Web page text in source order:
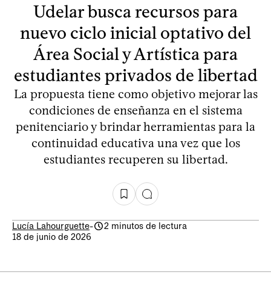
Udelar busca recursos para
nuevo ciclo inicial optativo del
Área Social y Artística para
estudiantes privados de libertad
La propuesta tiene como objetivo mejorar las
condiciones de enseñanza en el sistema
penitenciario y brindar herramientas para la
continuidad educativa una vez que los
estudiantes recuperen su libertad.
Lucía Lahourguette-
2 minutos de lectura
18 de junio de 2026